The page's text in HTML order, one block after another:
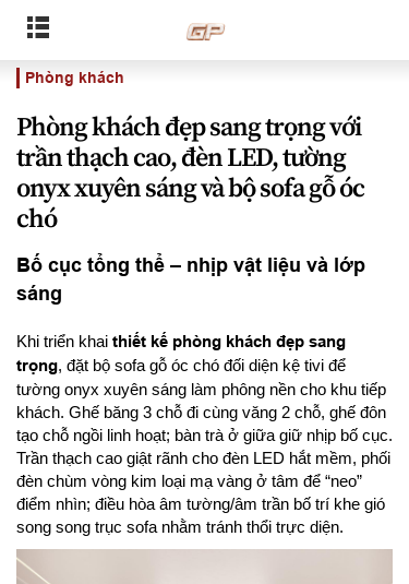
Phòng khách
Phòng khách đẹp sang trọng với
trần thạch cao, đèn LED, tường
onyx xuyên sáng và bộ sofa gỗ óc
chó
Bố cục tổng thể – nhịp vật liệu và lớp
sáng
Khi triển khai thiết kế phòng khách đẹp sang
trọng, đặt bộ sofa gỗ óc chó đối diện kệ tivi để
tường onyx xuyên sáng làm phông nền cho khu tiếp
khách. Ghế băng 3 chỗ đi cùng văng 2 chỗ, ghế đôn
tạo chỗ ngồi linh hoạt; bàn trà ở giữa giữ nhịp bố cục.
Trần thạch cao giật rãnh cho đèn LED hắt mềm, phối
đèn chùm vòng kim loại mạ vàng ở tâm để “neo”
điểm nhìn; điều hòa âm tường/âm trần bố trí khe gió
song song trục sofa nhằm tránh thổi trực diện.